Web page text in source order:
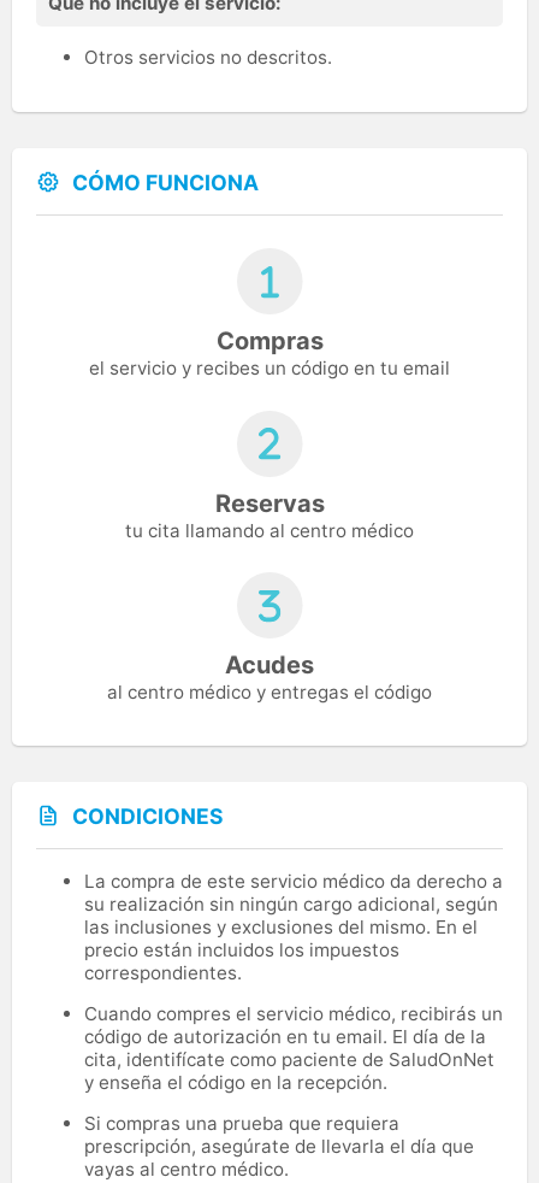
Otros servicios no descritos.
CÓMO FUNCIONA
Compras
el servicio y recibes un código en tu email
Reservas
tu cita llamando al centro médico
Acudes
al centro médico y entregas el código
CONDICIONES
La compra de este servicio médico da derecho a
su realización sin ningún cargo adicional, según
las inclusiones y exclusiones del mismo. En el
precio están incluidos los impuestos
correspondientes.
Cuando compres el servicio médico, recibirás un
código de autorización en tu email. El día de la
cita, identifícate como paciente de SaludOnNet
y enseña el código en la recepción.
Si compras una prueba que requiera
prescripción, asegúrate de llevarla el día que
vayas al centro médico.